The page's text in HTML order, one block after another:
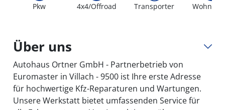
Pkw 4x4/Offroad Transporter
Über uns
Autohaus Ortner GmbH - Partnerbetrieb von
Euromaster in Villach - 9500 ist Ihre erste Adresse
für hochwertige Kfz-Reparaturen und Wartungen.
Unsere Werkstatt bietet umfassenden Service für